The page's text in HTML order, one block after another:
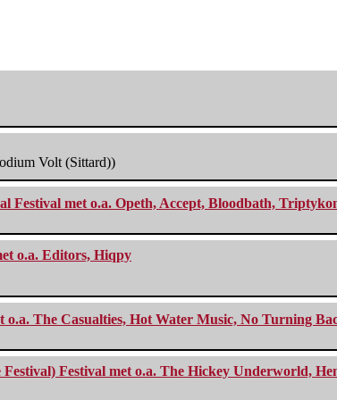
Volt (Sittard))
Festival met o.a. Opeth, Accept, Bloodbath,
o.a. Editors, Hiqpy
o.a. The Casualties, Hot Water Music, No Turning
Festival met o.a. The Hickey Underworld,